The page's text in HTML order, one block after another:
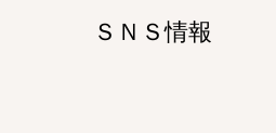
ＳＮＳ情報